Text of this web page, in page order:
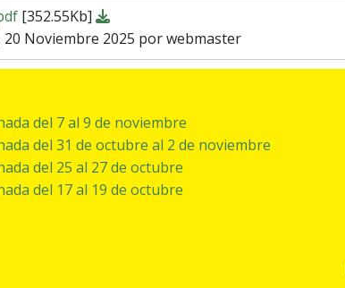
[352.55Kb]
20 Noviembre 2025 por webmaster
del 7 al 9 de noviembre
del 31 de octubre al 2 de noviembre
del 25 al 27 de octubre
del 17 al 19 de octubre